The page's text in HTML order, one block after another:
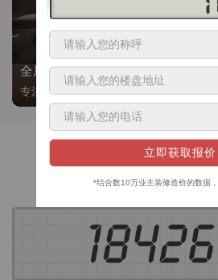
全屋整装
专注整装24年，高标准，选美迪 十年后仍爱我家
获取装修预算